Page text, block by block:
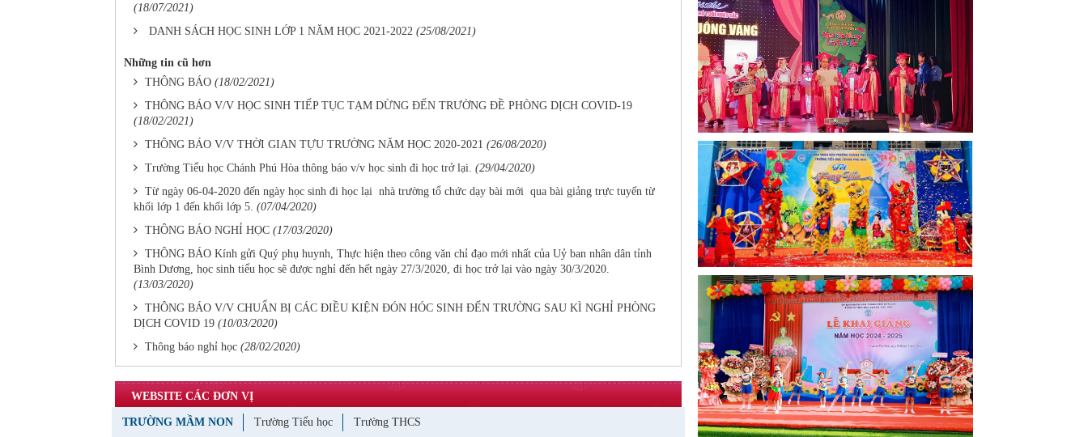
(18/07/2021)
DANH SÁCH HỌC SINH LỚP 1 NĂM HỌC 2021-2022 (25/08/2021)
Những tin cũ hơn
THÔNG BÁO (18/02/2021)
THÔNG BÁO V/V HỌC SINH TIẾP TỤC TẠM DỪNG ĐẾN TRƯỜNG ĐỀ PHÒNG DỊCH COVID-19
(18/02/2021)
THÔNG BÁO V/V THỜI GIAN TỰU TRƯỜNG NĂM HỌC 2020-2021 (26/08/2020)
Trường Tiểu học Chánh Phú Hòa thông báo v/v học sinh đi học trở lại. (29/04/2020)
Từ ngày 06-04-2020 đến ngày học sinh đi học lại nhà trường tổ chức dạy bài mới qua bài giảng trực tuyến từ
khối lớp 1 đến khối lớp 5. (07/04/2020)
THÔNG BÁO NGHỈ HỌC (17/03/2020)
THÔNG BÁO Kính gửi Quý phụ huynh, Thực hiện theo công văn chỉ đạo mới nhất của Uỷ ban nhân dân tỉnh
Bình Dương, học sinh tiểu học sẽ được nghỉ đến hết ngày 27/3/2020, đi học trở lại vào ngày 30/3/2020.
(13/03/2020)
THÔNG BÁO V/V CHUẨN BỊ CÁC ĐIỀU KIỆN ĐÓN HÓC SINH ĐẾN TRƯỜNG SAU KÌ NGHỈ PHÒNG
DỊCH COVID 19 (10/03/2020)
Thông báo nghỉ học (28/02/2020)
WEBSITE CÁC ĐƠN VỊ
TRƯỜNG MẦM NON Trường Tiểu học Trường THCS